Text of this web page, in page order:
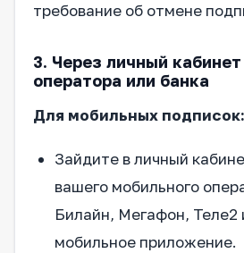
требование об отмене
3. Через личный
оператора или банка
Для мобильных подписок:
Зайдите в личный
вашего мобильного
Билайн, Мегафон, Теле2
мобильное приложение.